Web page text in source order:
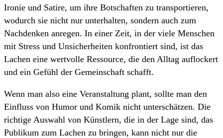
Ironie und Satire, um ihre Botschaften zu transportieren,
wodurch sie nicht nur unterhalten, sondern auch zum
Nachdenken anregen. In einer Zeit, in der viele Menschen
mit Stress und Unsicherheiten konfrontiert sind, ist das
Lachen eine wertvolle Ressource, die den Alltag auflockert
und ein Gefühl der Gemeinschaft schafft.
Wenn man also eine Veranstaltung plant, sollte man den
Einfluss von Humor und Komik nicht unterschätzen. Die
richtige Auswahl von Künstlern, die in der Lage sind, das
Publikum zum Lachen zu bringen, kann nicht nur die